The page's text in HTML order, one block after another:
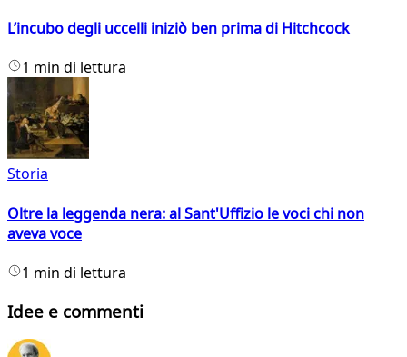
L’incubo degli uccelli iniziò ben prima di Hitchcock
1 min di lettura
Storia
Oltre la leggenda nera: al Sant'Uffizio le voci chi non
aveva voce
1 min di lettura
Idee e commenti